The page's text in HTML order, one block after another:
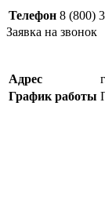
Телефон 8 (800)
Заявка на звонок
Адрес
График работы